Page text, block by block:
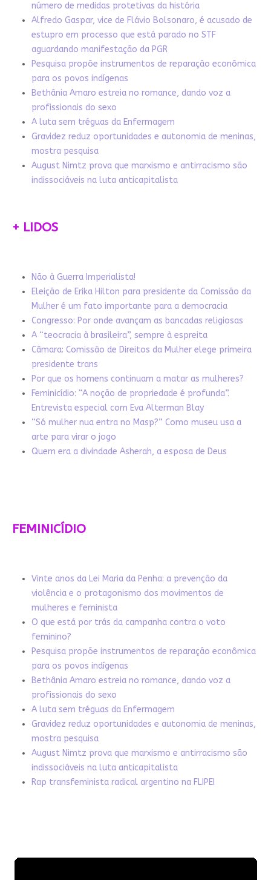
número de medidas protetivas da história
Alfredo Gaspar, vice de Flávio Bolsonaro, é acusado de
estupro em processo que está parado no STF
aguardando manifestação da PGR
Pesquisa propõe instrumentos de reparação econômica
para os povos indígenas
Bethânia Amaro estreia no romance, dando voz a
profissionais do sexo
A luta sem tréguas da Enfermagem
Gravidez reduz oportunidades e autonomia de meninas,
mostra pesquisa
August Nimtz prova que marxismo e antirracismo são
indissociáveis na luta anticapitalista
+ LIDOS
Não à Guerra Imperialista!
Eleição de Erika Hilton para presidente da Comissão da
Mulher é um fato importante para a democracia
Congresso: Por onde avançam as bancadas religiosas
A “teocracia à brasileira”, sempre à espreita
Câmara: Comissão de Direitos da Mulher elege primeira
presidente trans
Por que os homens continuam a matar as mulheres?
Feminicídio: “A noção de propriedade é profunda”.
Entrevista especial com Eva Alterman Blay
“Só mulher nua entra no Masp?” Como museu usa a
arte para virar o jogo
Quem era a divindade Asherah, a esposa de Deus
FEMINICÍDIO
Vinte anos da Lei Maria da Penha: a prevenção da
violência e o protagonismo dos movimentos de
mulheres e feminista
O que está por trás da campanha contra o voto
feminino?
Pesquisa propõe instrumentos de reparação econômica
para os povos indígenas
Bethânia Amaro estreia no romance, dando voz a
profissionais do sexo
A luta sem tréguas da Enfermagem
Gravidez reduz oportunidades e autonomia de meninas,
mostra pesquisa
August Nimtz prova que marxismo e antirracismo são
indissociáveis na luta anticapitalista
Rap transfeminista radical argentino na FLIPEI